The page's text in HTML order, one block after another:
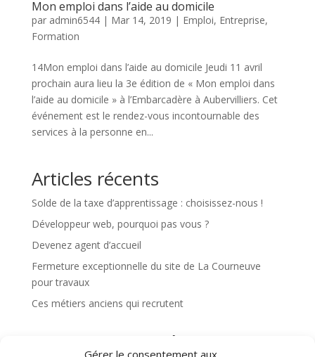
Gérer le consentement aux
Mon emploi dans l’aide au domicile
par admin6544| Mar 14, 2019 | Emploi, Entreprise,
Formation
14Mon emploi dans l’aide au domicile Jeudi 11 avril
prochain aura lieu la 3e édition de « Mon emploi dans
l’aide au domicile » à l’Embarcadère à Aubervilliers. Cet
événement est le rendez-vous incontournable des
services à la personne en...
Articles récents
Solde de la taxe d’apprentissage : choisissez-nous !
Développeur web, pourquoi pas vous ?
Devenez agent d’accueil
Fermeture exceptionnelle du site de La Courneuve
pour travaux
Ces métiers anciens qui recrutent
Commentaires récents